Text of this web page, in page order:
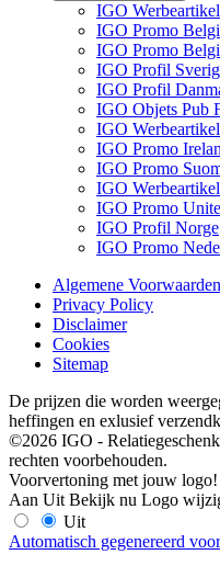
IGO
IGO Promo
IGO Promo
IGO Profil
IGO Profil
IGO Objets Pub
IGO
IGO Promo
IGO Promo
IGO
IGO Promo
IGO Profil Norge
IGO Promo
Algemene Voorwaarden
Privacy Policy
Disclaimer
Cookies
Sitemap
De prijzen die worden
heffingen en exlusief
©2026 IGO -
rechten voorbehouden.
Voorvertoning met jouw logo!
Aan Uit Bekijk nu Logo
Uit
Automatisch gegenereerd